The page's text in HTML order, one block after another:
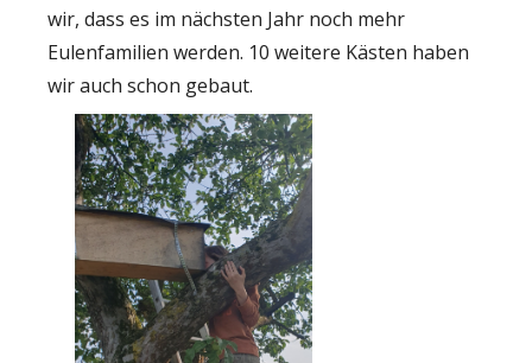
wir, dass es im nächsten Jahr noch mehr
Eulenfamilien werden. 10 weitere Kästen haben
wir auch schon gebaut.